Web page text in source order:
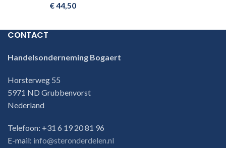
€44,50
CONTACT
Handelsonderneming Bogaert
Horsterweg 55
5971 ND Grubbenvorst
Nederland
Telefoon: +31 6 19 20 81 96
E-mail: info@steronderdelen.nl